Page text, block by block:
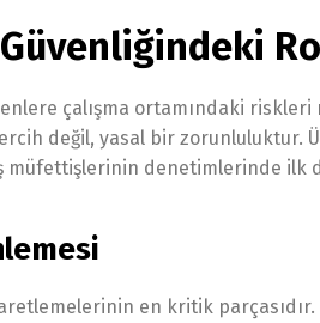
çalışma ortamındaki
değil, yasal bir zorunluluktur.
müfettişlerinin denetimlerinde ilk
en kritik